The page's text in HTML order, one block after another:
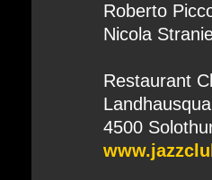
Roberto
Nicola
Restaurant
4500